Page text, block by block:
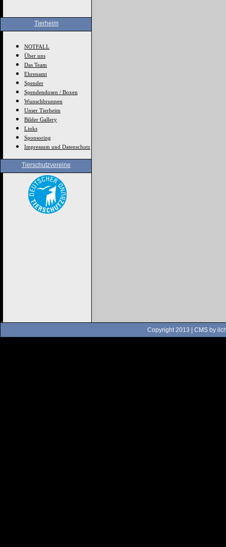
Tierheim
NOTFALL
Über uns
Das Team
Ehrenamt
Spender
Spendendosen / Boxen
Wunschbrunnen
Unser Tierheim
Bilder Gallery
Links
Sponsoring
Impressum und Datenschutz
Tierschutzvereine
Copyright 2013 | CMS by